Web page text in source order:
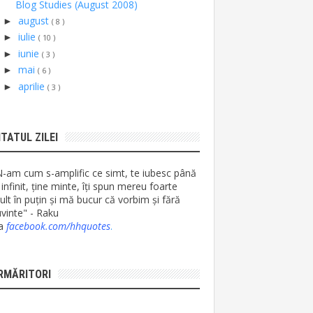
Blog Studies (August 2008)
► august ( 8 )
► iulie ( 10 )
► iunie ( 3 )
► mai ( 6 )
► aprilie ( 3 )
ZILEI
am cum s-amplific ce simt, te iubesc până
ține minte, îți spun mereu foarte
în puțin și mă bucur că vorbim și fără
- Raku
facebook.com/hhquotes.